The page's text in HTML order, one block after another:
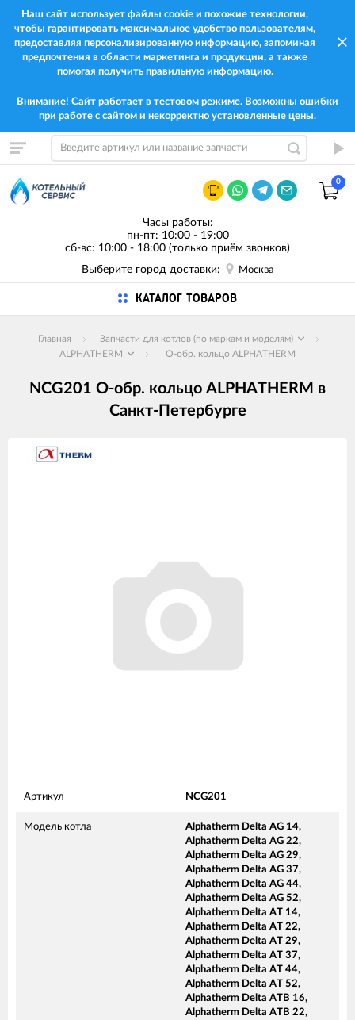
Наш сайт использует файлы cookie и похожие технологии,
чтобы гарантировать максимальное удобство пользователям,
предоставляя персонализированную информацию, запоминая
предпочтения в области маркетинга и продукции, а также
помогая получить правильную информацию.
Внимание! Сайт работает в тестовом режиме. Возможны ошибки
при работе с сайтом и некорректно установленные цены.
0
Часы работы:
пн-пт: 10:00 - 19:00
сб-вс: 10:00 - 18:00 (только приём звонков)
Выберите город доставки:
Москва
КАТАЛОГ ТОВАРОВ
Главная
Запчасти для котлов (по маркам и моделям)
ALPHATHERM
O-обр. кольцо ALPHATHERM
NCG201 O-обр. кольцо ALPHATHERM в
Санкт-Петербурге
Изображения
Артикул NCG201
Модель котла
Alphatherm Delta AG 14,
Alphatherm Delta AG 22,
Alphatherm Delta AG 29,
Alphatherm Delta AG 37,
Alphatherm Delta AG 44,
Alphatherm Delta AG 52,
Alphatherm Delta AT 14,
Alphatherm Delta AT 22,
Alphatherm Delta AT 29,
Alphatherm Delta AT 37,
Alphatherm Delta AT 44,
Alphatherm Delta AT 52,
Alphatherm Delta ATB 16,
Alphatherm Delta ATB 22,